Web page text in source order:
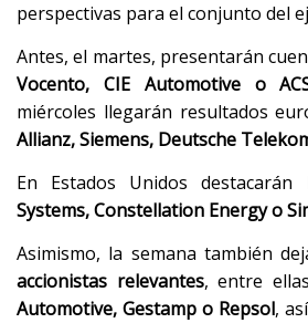
perspectivas para el conjunto del
Antes, el martes, presentarán
Vocento, CIE Automotive o
miércoles llegarán resultados
Allianz, Siemens, Deutsche
En Estados Unidos
Systems, Constellation Energy o
Asimismo, la semana también
accionistas relevantes, entre
Automotive, Gestamp o Repsol,